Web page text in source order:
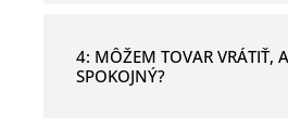
4: MÔŽEM TOVAR VRÁTIŤ,
SPOKOJNÝ?